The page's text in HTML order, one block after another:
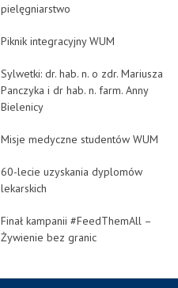
pielęgniarstwo
Piknik integracyjny WUM
Sylwetki: dr. hab. n. o zdr. Mariusza
Panczyka i dr hab. n. farm. Anny
Bielenicy
Misje medyczne studentów WUM
60-lecie uzyskania dyplomów
lekarskich
Finał kampanii #FeedThemAll –
Żywienie bez granic